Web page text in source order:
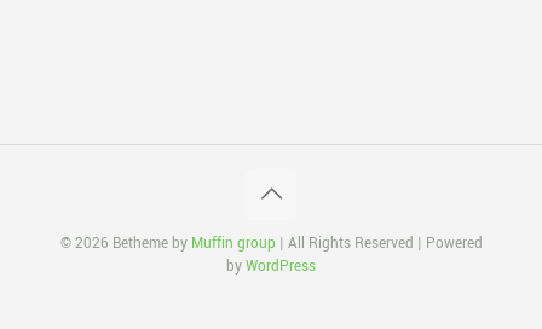
© 2026 Betheme by Muffin group | All Rights Reserved | Powered
byWordPress